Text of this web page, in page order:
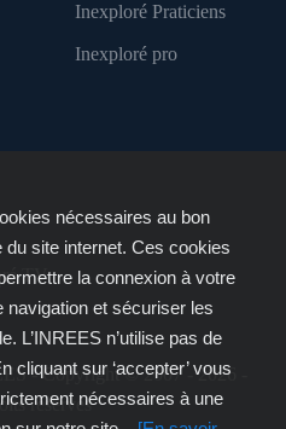
Inexploré Praticiens
Inexploré pro
- Copyright © 2007 - 2026 -
réservés
nécessaires au bon
site internet. Ces cookies
la connexion à votre
et sécuriser les
L’INREES n’utilise pas de
cliquant sur ‘accepter’ vous
nécessaires à une